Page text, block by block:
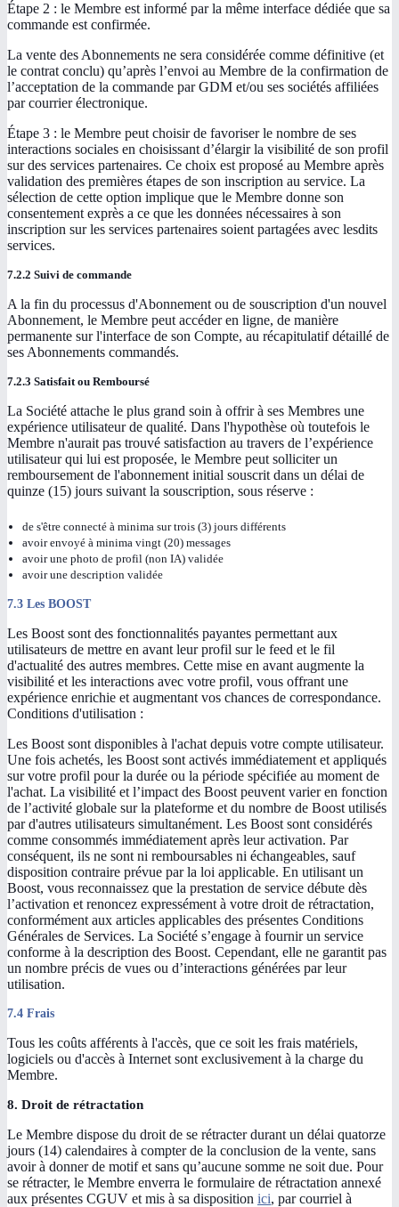
Étape 2 : le Membre est informé par la même interface dédiée que sa
commande est confirmée.
La vente des Abonnements ne sera considérée comme définitive (et
le contrat conclu) qu’après l’envoi au Membre de la confirmation de
l’acceptation de la commande par GDM et/ou ses sociétés affiliées
par courrier électronique.
Étape 3 : le Membre peut choisir de favoriser le nombre de ses
interactions sociales en choisissant d’élargir la visibilité de son profil
sur des services partenaires. Ce choix est proposé au Membre après
validation des premières étapes de son inscription au service. La
sélection de cette option implique que le Membre donne son
consentement exprès a ce que les données nécessaires à son
inscription sur les services partenaires soient partagées avec lesdits
services.
7.2.2 Suivi de commande
A la fin du processus d'Abonnement ou de souscription d'un nouvel
Abonnement, le Membre peut accéder en ligne, de manière
permanente sur l'interface de son Compte, au récapitulatif détaillé de
ses Abonnements commandés.
7.2.3 Satisfait ou Remboursé
La Société attache le plus grand soin à offrir à ses Membres une
expérience utilisateur de qualité. Dans l'hypothèse où toutefois le
Membre n'aurait pas trouvé satisfaction au travers de l’expérience
utilisateur qui lui est proposée, le Membre peut solliciter un
remboursement de l'abonnement initial souscrit dans un délai de
quinze (15) jours suivant la souscription, sous réserve :
de s'être connecté à minima sur trois (3) jours différents
avoir envoyé à minima vingt (20) messages
avoir une photo de profil (non IA) validée
avoir une description validée
7.3 Les BOOST
Les Boost sont des fonctionnalités payantes permettant aux
utilisateurs de mettre en avant leur profil sur le feed et le fil
d'actualité des autres membres. Cette mise en avant augmente la
visibilité et les interactions avec votre profil, vous offrant une
expérience enrichie et augmentant vos chances de correspondance.
Conditions d'utilisation :
Les Boost sont disponibles à l'achat depuis votre compte utilisateur.
Une fois achetés, les Boost sont activés immédiatement et appliqués
sur votre profil pour la durée ou la période spécifiée au moment de
l'achat. La visibilité et l’impact des Boost peuvent varier en fonction
de l’activité globale sur la plateforme et du nombre de Boost utilisés
par d'autres utilisateurs simultanément. Les Boost sont considérés
comme consommés immédiatement après leur activation. Par
conséquent, ils ne sont ni remboursables ni échangeables, sauf
disposition contraire prévue par la loi applicable. En utilisant un
Boost, vous reconnaissez que la prestation de service débute dès
l’activation et renoncez expressément à votre droit de rétractation,
conformément aux articles applicables des présentes Conditions
Générales de Services. La Société s’engage à fournir un service
conforme à la description des Boost. Cependant, elle ne garantit pas
un nombre précis de vues ou d’interactions générées par leur
utilisation.
7.4 Frais
Tous les coûts afférents à l'accès, que ce soit les frais matériels,
logiciels ou d'accès à Internet sont exclusivement à la charge du
Membre.
8. Droit de rétractation
Le Membre dispose du droit de se rétracter durant un délai quatorze
jours (14) calendaires à compter de la conclusion de la vente, sans
avoir à donner de motif et sans qu’aucune somme ne soit due. Pour
se rétracter, le Membre enverra le formulaire de rétractation annexé
aux présentes CGUV et mis à sa disposition ici, par courriel à